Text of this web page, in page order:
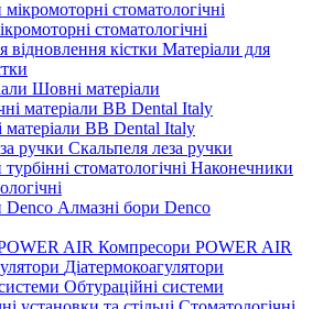
стоматологічні
Матеріали для
Шовні матеріали
матеріали BB Dental Italy
Скальпеля леза ручки
Наконечники
Алмазні бори Denco
Компресори POWER AIR
Діатермокоагулятори
Обтураційні системи